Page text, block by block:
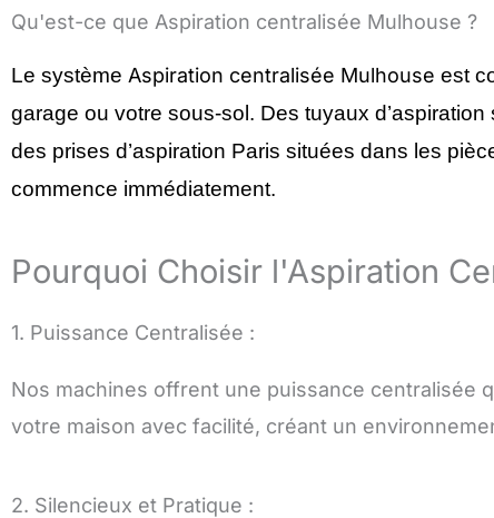
Qu'est-ce que Aspiration centralisée Mulhouse ?
Le système Aspiration centralisée Mulhouse est
garage ou votre sous-sol. Des tuyaux
des prises d’aspiration Paris situées dans les
commence immédiatement.
Pourquoi Choisir l'Aspiration
1. Puissance Centralisée :
Nos machines offrent une puissance centralisée
votre maison avec facilité, créant un
2. Silencieux et Pratique :